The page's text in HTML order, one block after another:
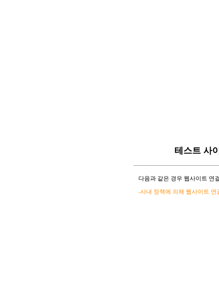
테스트 사
다음과 같은 경우 웹사이트 연
-사내 정책에 의해 웹사이트